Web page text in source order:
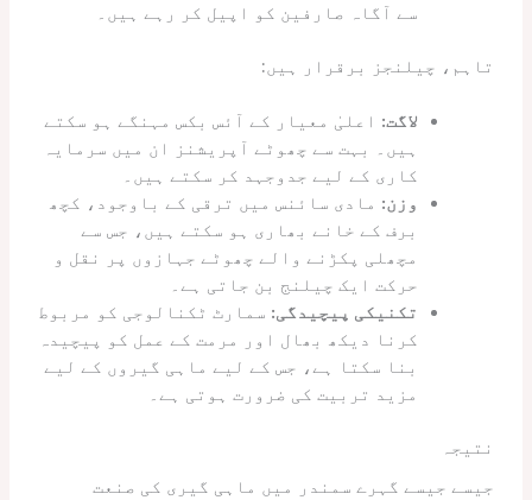
سے آگاہ صارفین کو اپیل کر رہے ہیں۔
تاہم، چیلنجز برقرار ہیں:
لاگت: اعلیٰ معیار کے آئس بکس مہنگے ہو سکتے
ہیں۔ بہت سے چھوٹے آپریشنز ان میں سرمایہ
کاری کے لیے جدوجہد کر سکتے ہیں۔
وزن: مادی سائنس میں ترقی کے باوجود، کچھ
برف کے خانے بھاری ہو سکتے ہیں، جس سے
مچھلی پکڑنے والے چھوٹے جہازوں پر نقل و
حرکت ایک چیلنج بن جاتی ہے۔
تکنیکی پیچیدگی: سمارٹ ٹکنالوجی کو مربوط
کرنا دیکھ بھال اور مرمت کے عمل کو پیچیدہ
بنا سکتا ہے، جس کے لیے ماہی گیروں کے لیے
مزید تربیت کی ضرورت ہوتی ہے۔
نتیجہ
جیسے جیسے گہرے سمندر میں ماہی گیری کی صنعت